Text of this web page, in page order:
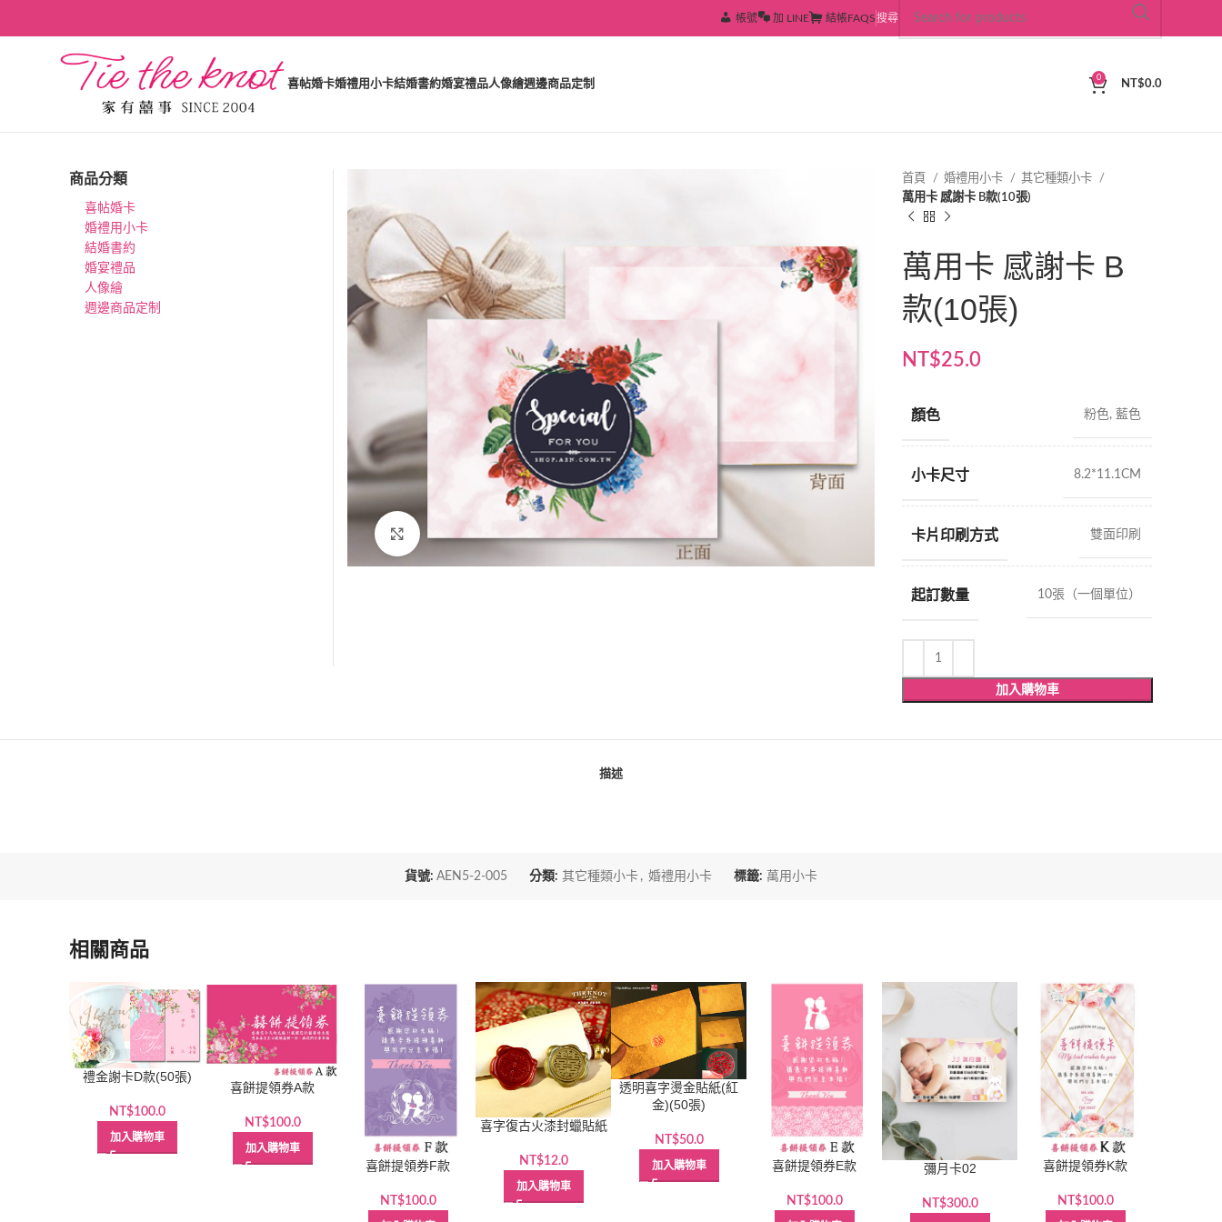
帳號 加 LINE 結帳FAQS搜尋
喜帖婚卡婚禮用小卡結婚書約婚宴禮品人像繪週邊商品定制
0
NT$0.0
點擊放大
首頁 婚禮用小卡
其它種類小卡
萬用卡 感謝卡 B款(10張)
萬用卡 感謝卡 B
款(10張)
NT$25.0
顏色 粉色, 藍色
小卡尺寸 8.2*11.1CM
卡片印刷方式 雙面印刷
起訂數量 10張（一個單位）
加入購物車
商品分類
喜帖婚卡
婚禮用小卡
結婚書約
婚宴禮品
人像繪
週邊商品定制
描述
貨號: AEN5-2-005 分類: 其它種類小卡 , 婚禮用小卡 標籤: 萬用小卡
相關商品
禮金謝卡D款(50張)
NT$100.0
加入購物車
喜餅提領券A款
NT$100.0
加入購物車
喜餅提領券F款
NT$100.0
喜字復古火漆封蠟貼紙
NT$12.0
加入購物車
透明喜字燙金貼紙(紅
金)(50張)
NT$50.0
加入購物車 喜餅提領券E款
NT$100.0
彌月卡02
NT$300.0
喜餅提領券K款
NT$100.0